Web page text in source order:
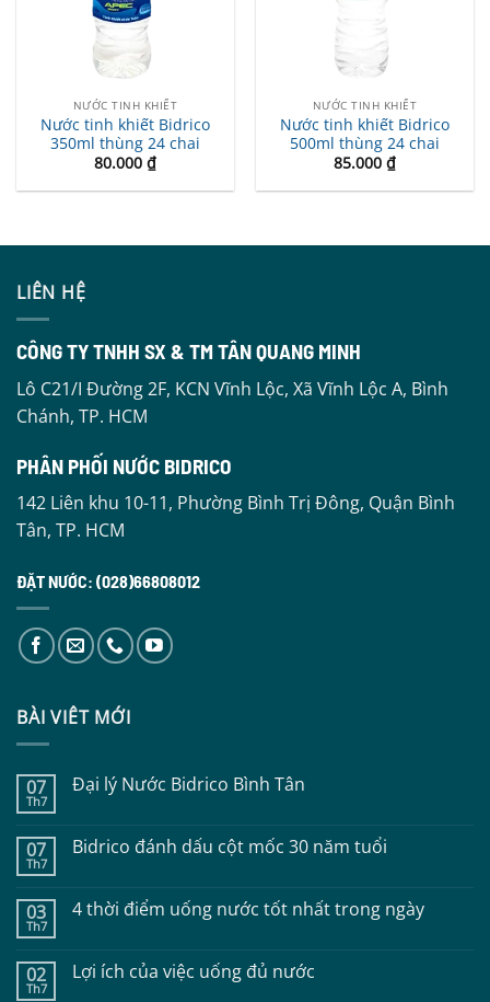
NƯỚC TINH KHIẾT
Nước tinh khiết Bidrico
350ml thùng 24 chai
80.000 ₫
NƯỚC TINH KHIẾT
Nước tinh khiết Bidrico
500ml thùng 24 chai
85.000 ₫
LIÊN HỆ
CÔNG TY TNHH SX & TM TÂN QUANG MINH
Lô C21/I Đường 2F, KCN Vĩnh Lộc, Xã Vĩnh Lộc A, Bình
Chánh, TP. HCM
PHÂN PHỐI NƯỚC BIDRICO
142 Liên khu 10-11, Phường Bình Trị Đông, Quận Bình
Tân, TP. HCM
ĐẶT NƯỚC: (028)66808012
BÀI VIÊT MỚI
07
Th7
Đại lý Nước Bidrico Bình Tân
bình
luận
Nước
Bidrico
07
Th7
Bidrico đánh dấu cột mốc 30 năm tuổi
bình
luận
dấu
cột
03
Th7
4 thời điểm uống nước tốt nhất trong ngày
bình
luận
02
Th7
Lợi ích của việc uống đủ nước